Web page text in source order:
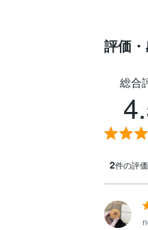
評価・
総合
2件の評価